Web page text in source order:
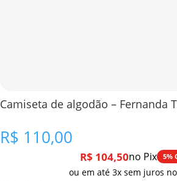
Camiseta de algodão – Fernanda
R$ 110,00
R$ 104,50no Pix 5%
ou em até 3x sem juros